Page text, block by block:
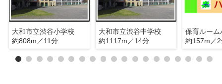
大和市立渋谷小学校
約808m／11分
大和市立渋谷中学校
約1117m／14分
約157m／